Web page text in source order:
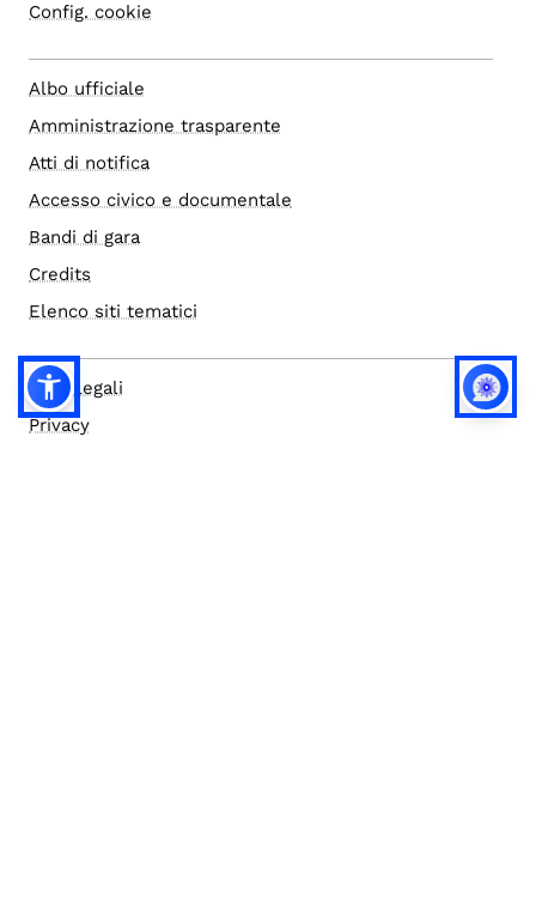
Config. cookie
Albo ufficiale
Amministrazione trasparente
Atti di notifica
Accesso civico e documentale
Bandi di gara
Credits
Elenco siti tematici
Note legali
Privacy